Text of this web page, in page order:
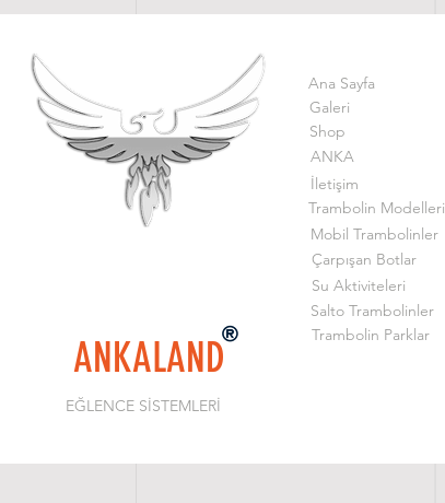
ANKALAND
EĞLENCE SİSTEMLERİ
Ana Sayfa
Galeri
Shop
ANKA
İletişim
Trambolin Modelleri
Mobil Trambolinler
Çarpışan Botlar
Su Aktiviteleri
Salto Trambolinler
Trambolin Parklar